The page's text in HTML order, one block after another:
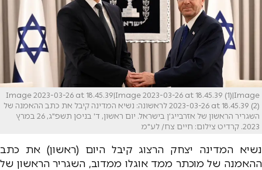
Image 2023-03-26 at 18.45.39|Image 2023-03-26 at 18.45.39 (1)|Image
2023-03-26 at 18.45.39 (2) לראשונה: נשיא המדינה קיבל את כתב ההאמנה של
השגריר הראשון של אזרבייג'ן בישראל. יום ראשון, ד' בניסן תשפ"ג, 26 במרץ
2023. קרדיט צילום: חיים צח/ לע"מ
נשיא המדינה יצחק הרצוג קיבל היום (ראשון) את כתב
ההאמנה של מוכתר ממד אוגלו ממדוב, השגריר הראשון של